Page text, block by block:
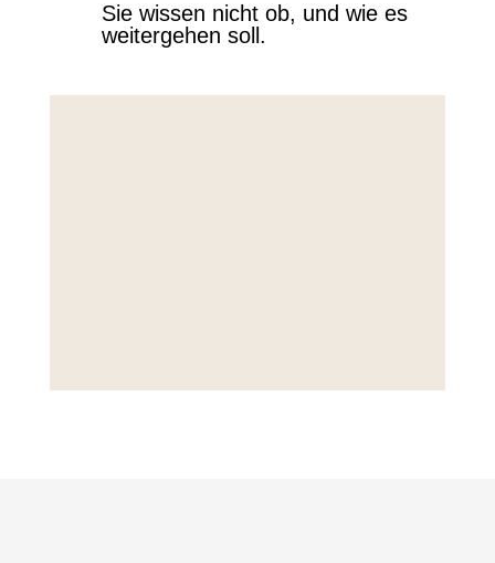
Sie wissen nicht ob, und wie es
weitergehen soll.